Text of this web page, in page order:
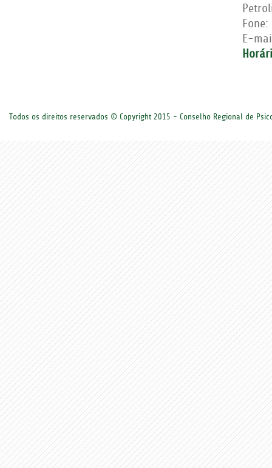
Fone:
E-
Todos os direitos reservados © Copyright 2015 - Conselho Regional de